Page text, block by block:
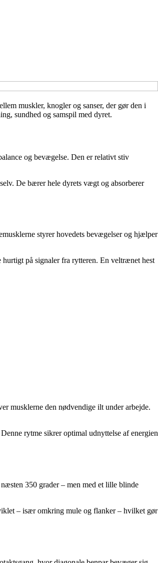
muskler, knogler og sanser, der gør den i
sundhed og samspil med dyret.
og bevægelse. Den er relativt stiv
De bærer hele dyrets vægt og absorberer
styrer hovedets bevægelser og hjælper
på signaler fra rytteren. En veltrænet hest
musklerne den nødvendige ilt under arbejde.
rytme sikrer optimal udnyttelse af energien
350 grader – men med et lille blinde
– især omkring mule og flanker – hvilket gør